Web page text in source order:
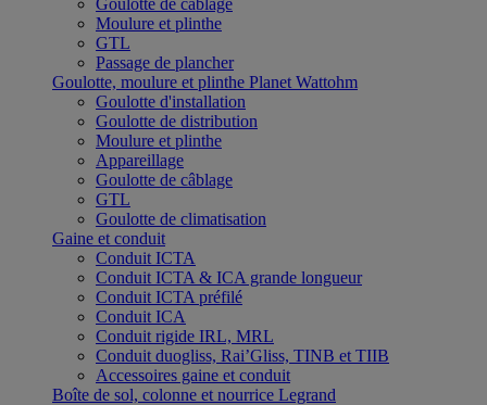
Goulotte de câblage
Moulure et plinthe
GTL
Passage de plancher
Goulotte, moulure et plinthe Planet Wattohm
Goulotte d'installation
Goulotte de distribution
Moulure et plinthe
Appareillage
Goulotte de câblage
GTL
Goulotte de climatisation
Gaine et conduit
Conduit ICTA
Conduit ICTA & ICA grande longueur
Conduit ICTA préfilé
Conduit ICA
Conduit rigide IRL, MRL
Conduit duogliss, Rai’Gliss, TINB et TIIB
Accessoires gaine et conduit
Boîte de sol, colonne et nourrice Legrand